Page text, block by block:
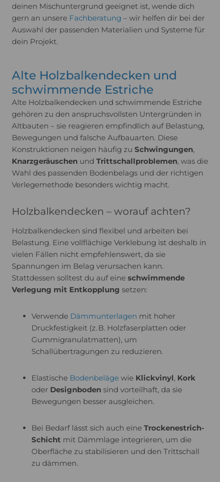
deinen Mischuntergrund geeignet ist, wende dich
gern an unsere Fachberatung – wir helfen dir bei der
Auswahl der passenden Materialien und Systeme für
dein Projekt.
Alte Holzbalkendecken und
schwimmende Estriche
Alte Holzbalkendecken und schwimmende Estriche
gehören zu den anspruchsvollsten Untergründen in
Altbauten – sie reagieren empfindlich auf Belastung,
Bewegungen und falsche Aufbauarten. Diese
Konstruktionen neigen häufig zu Schwingungen,
Knarzgeräuschen und Trittschallproblemen, was die
Wahl des passenden Bodenbelags und der richtigen
Verlegemethode besonders wichtig macht.
Holzbalkendecken – worauf achten?
Holzbalkendecken sind flexibel und arbeiten bei
Belastung. Eine vollflächige Verklebung ist deshalb in
vielen Fällen nicht empfehlenswert, da sie
Spannungen im Belag verursachen kann.
Stattdessen solltest du auf eine schwimmende
Verlegung mit Entkopplung setzen:
Verwende Dämmunterlagen mit hoher
Druckfestigkeit (z. B. Holzfaserplatten oder
Gummigranulatmatten), um
Schallübertragungen zu reduzieren.
Elastische Bodenbeläge wie Klickvinyl, Kork
oder Designboden sind vorteilhaft, da sie
Bewegungen besser ausgleichen.
Bei Bedarf lässt sich auch eine Trockenestrich-
Schicht mit Dämmlage integrieren, um die
Oberfläche zu stabilisieren und den Trittschall
zu dämmen.